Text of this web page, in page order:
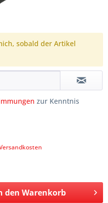
sobald der Artikel
zur Kenntnis
den Warenkorb